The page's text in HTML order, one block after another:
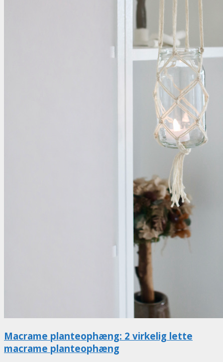
Macrame planteophæng: 2 virkelig lette
macrame planteophæng